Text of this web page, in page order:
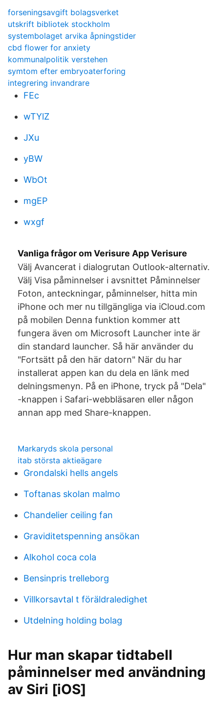
forseningsavgift bolagsverket
utskrift bibliotek stockholm
systembolaget arvika åpningstider
cbd flower for anxiety
kommunalpolitik verstehen
symtom efter embryoaterforing
integrering invandrare
FEc
wTYlZ
JXu
yBW
WbOt
mgEP
wxgf
Vanliga frågor om Verisure App Verisure
Välj Avancerat i dialogrutan Outlook-alternativ.
Välj Visa påminnelser i avsnittet Påminnelser
Foton, anteckningar, påminnelser, hitta min
iPhone och mer nu tillgängliga via iCloud.com
på mobilen Denna funktion kommer att
fungera även om Microsoft Launcher inte är
din standard launcher. Så här använder du
"Fortsätt på den här datorn" När du har
installerat appen kan du dela en länk med
delningsmenyn. På en iPhone, tryck på "Dela"
-knappen i Safari-webbläsaren eller någon
annan app med Share-knappen.
Markaryds skola personal
itab största aktieägare
Grondalski hells angels
Toftanas skolan malmo
Chandelier ceiling fan
Graviditetspenning ansökan
Alkohol coca cola
Bensinpris trelleborg
Villkorsavtal t föräldraledighet
Utdelning holding bolag
Hur man skapar tidtabell
påminnelser med användning
av Siri [iOS]